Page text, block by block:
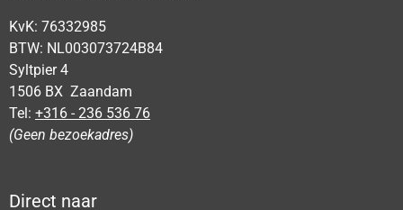
KvK: 76332985
BTW: NL003073724B84
Syltpier 4
1506 BX Zaandam
Tel: +316 - 236 536 76
(Geen bezoekadres)
Direct naar